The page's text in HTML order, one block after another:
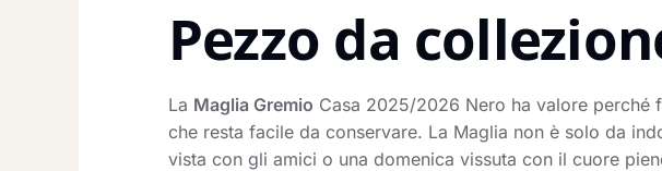
Pezzo da
La Maglia Gremio Casa 2025/2026 Nero ha valore perché
che resta facile da conservare. La Maglia non è solo da
vista con gli amici o una domenica vissuta con il cuore